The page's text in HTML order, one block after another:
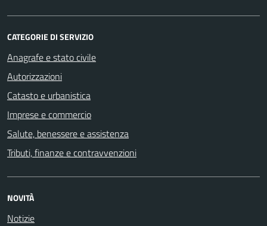
CATEGORIE DI SERVIZIO
Anagrafe e stato civile
Autorizzazioni
Catasto e urbanistica
Imprese e commercio
Salute, benessere e assistenza
Tributi, finanze e contravvenzioni
NOVITÀ
Notizie